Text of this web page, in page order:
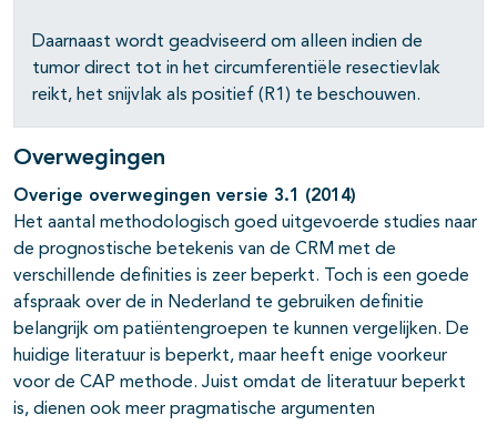
Daarnaast wordt geadviseerd om alleen indien de
tumor direct tot in het circumferentiële resectievlak
reikt, het snijvlak als positief (R1) te beschouwen.
Overwegingen
Overige overwegingen versie 3.1 (2014)
Het aantal methodologisch goed uitgevoerde studies naar
de prognostische betekenis van de CRM met de
verschillende definities is zeer beperkt. Toch is een goede
afspraak over de in Nederland te gebruiken definitie
belangrijk om patiëntengroepen te kunnen vergelijken. De
huidige literatuur is beperkt, maar heeft enige voorkeur
voor de CAP methode. Juist omdat de literatuur beperkt
is, dienen ook meer pragmatische argumenten